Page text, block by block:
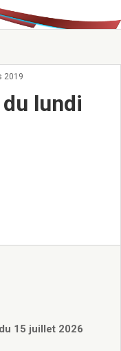
2019
lundi
15 juillet 2026